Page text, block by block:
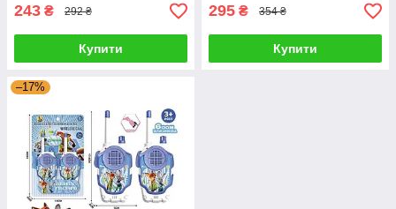
243 ₴ 292 ₴
Купити
295 ₴ 354 ₴
Купити
–17%